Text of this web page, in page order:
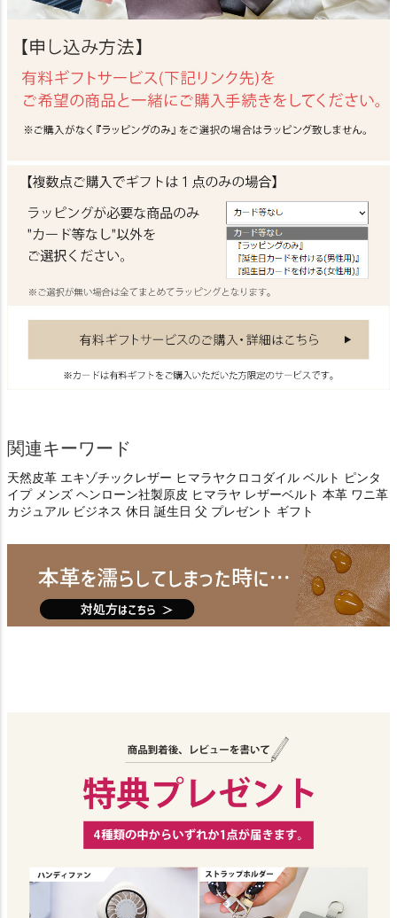
関連キーワード
天然皮革 エキゾチックレザー ヒマラヤクロコダイル ベルト ピンタ
イプ メンズ ヘンローン社製原皮 ヒマラヤ レザーベルト 本革 ワニ革
カジュアル ビジネス 休日 誕生日 父 プレゼント ギフト